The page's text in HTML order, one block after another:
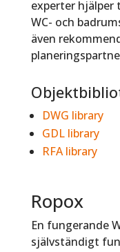
experter hjälper
WC- och
även
DWG library
GDL library
RFA library
Ropox
En fungerande
självständigt